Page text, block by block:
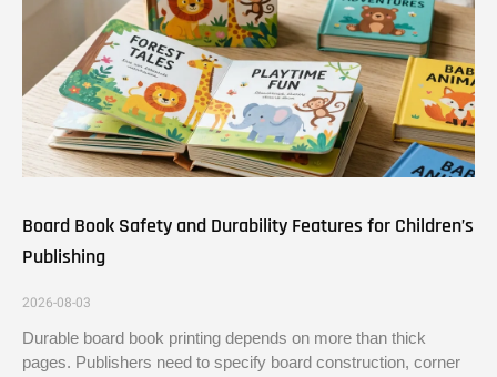
Board Book Safety and Durability Features for Children’s
Publishing
2026-08-03
Durable board book printing depends on more than thick
pages. Publishers need to specify board construction, corner